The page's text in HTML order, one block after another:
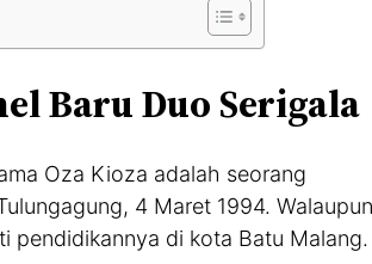
Baru Duo Serigala
Oza Kioza adalah seorang
4 Maret 1994. Walaupun
pendidikannya di kota Batu Malang.